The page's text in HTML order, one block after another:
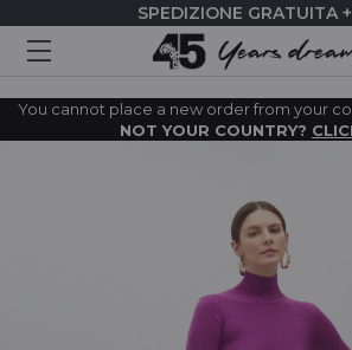
SPEDIZIONE GRATUITA
You cannot place a new order from your
NOT YOUR COUNTRY?